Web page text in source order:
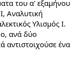
του α' εξαμήνου
Αναλυτική
Υλισμός Ι.
ανά δύο
ένα